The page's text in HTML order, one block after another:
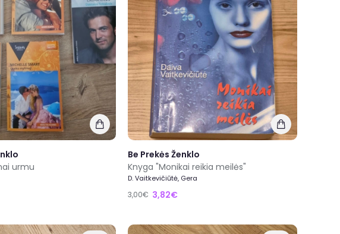
urmu
Be Prekės Ženklo
Knyga "Monikai reikia meilės"
D. Vaitkevičiūtė, Gera
3,00€ 3,82€